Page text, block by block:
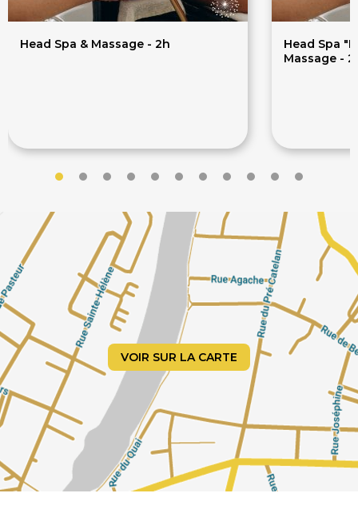
Head Spa & Massage - 2h
Head Spa
Massage -
VOIR SUR LA CARTE